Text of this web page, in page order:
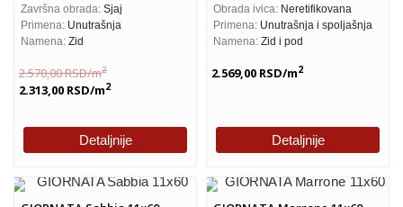
Završna obrada: Sjaj
Primena: Unutrašnja
Namena: Zid
2.570,00RSD/m2
2.313,00 RSD/m2
Detaljnije
Obrada ivica: Neretifikovana
Primena: Unutrašnja i spoljašnja
Namena: Zid i pod
2.569,00 RSD/m2
Detaljnije